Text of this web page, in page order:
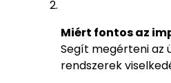
Miért fontos az
Segít megérteni az
rendszerek